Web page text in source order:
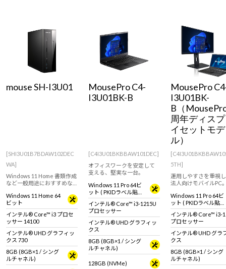
mouse SH-I3U01
[SHI3U01B7BDAW102DEC
WA]
Windows 11 Home 書類作成
など一般用途におすすめな
コン！【キーボード・マウ
ス標準付属】
Windows 11 Home 64
ビット
インテル® Core™ i3 プロセ
ッサー 14100
インテル® UHD グラフィッ
クス 730
8GB (8GB×1 / シング
ルチャネル)
MousePro C4-
I3U01BK-B
[C4I3U01BKBBAW101DEC]
オフィスワークを安定して
支える、堅実な一台。
Windows 11 Pro 64ビ
ット ( PKIDラベル貼付
対応 )
インテル® Core™ i3-1215U
プロセッサー
インテル® UHD グラフィッ
クス
8GB (8GB×1 / シング
ルチャネル)
128GB (NVMe)
MousePro
I3U01BK-
B（
周年ディス
イセットモデ
ル）
5TH]
運用しやすさを重視
法人向けモバイルPC
Windows 11 Pro 64ビ
ット ( PKIDラベル貼付
対応 )
インテル® Core™ i3-
プロセッサー
インテル® UHD グラ
クス
8GB (8GB×1 / シング
ルチャネル)